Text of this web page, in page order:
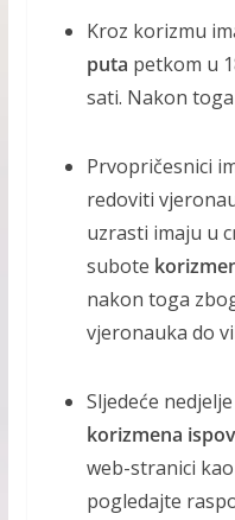
Kroz korizmu
puta petkom u
sati. Nakon toga
Prvopričesnici
redoviti
uzrasti imaju u
subote
nakon toga
vjeronauka do
Sljedeće
korizmena
web-stranici
pogledajte